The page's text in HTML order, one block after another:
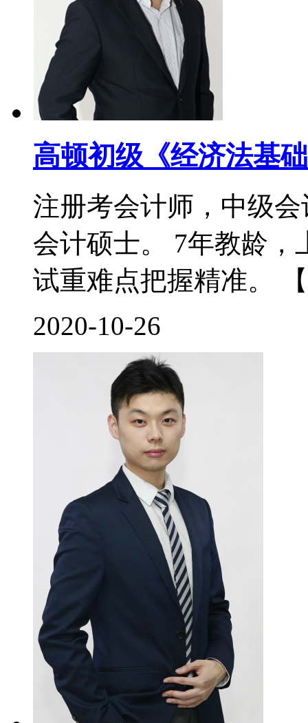
高顿初级《经济法基
注册考会计师，中级
会计硕士。 7年教龄
试重难点把握精准。
2020-10-26